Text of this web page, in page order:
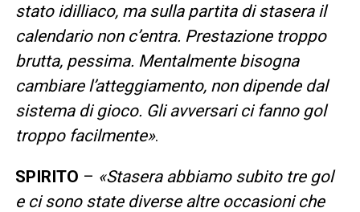
stato idilliaco, ma sulla partita di stasera il
calendario non c’entra. Prestazione troppo
brutta, pessima. Mentalmente bisogna
cambiare l’atteggiamento, non dipende dal
sistema di gioco. Gli avversari ci fanno gol
troppo facilmente».
SPIRITO – «Stasera abbiamo subito tre gol
e ci sono state diverse altre occasioni che